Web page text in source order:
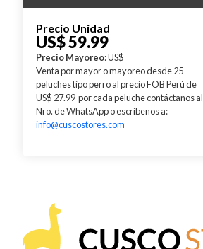
Precio Unidad
US$ 59.99
Precio Mayoreo: US$
Venta por mayor o mayoreo desde 25
peluches tipo perro al precio FOB Perú de
US$ 27.99 por cada peluche contáctanos al
Nro. de WhatsApp o escríbenos a:
info@cuscostores.com